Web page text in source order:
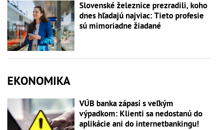
Slovenské železnice prezradili, koho
dnes hľadajú najviac: Tieto profesie
sú mimoriadne žiadané
EKONOMIKA
VÚB banka zápasí s veľkým
výpadkom: Klienti sa nedostanú do
aplikácie ani do internetbankingu!